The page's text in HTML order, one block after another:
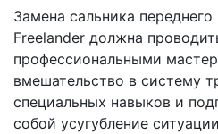
Замена сальника
Freelander должна
профессиональными
вмешательство в систему
специальных навыков и
собой усугубление